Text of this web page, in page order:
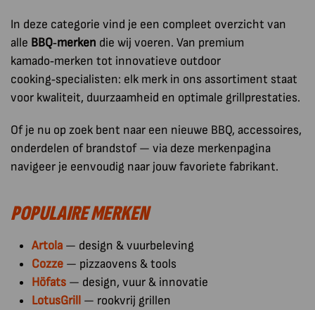
In deze categorie vind je een compleet overzicht van
alle BBQ‑merken die wij voeren. Van premium
kamado‑merken tot innovatieve outdoor
cooking‑specialisten: elk merk in ons assortiment staat
voor kwaliteit, duurzaamheid en optimale grillprestaties.
Of je nu op zoek bent naar een nieuwe BBQ, accessoires,
onderdelen of brandstof — via deze merkenpagina
navigeer je eenvoudig naar jouw favoriete fabrikant.
POPULAIRE MERKEN
Artola — design & vuurbeleving
Cozze — pizzaovens & tools
Höfats — design, vuur & innovatie
LotusGrill — rookvrij grillen